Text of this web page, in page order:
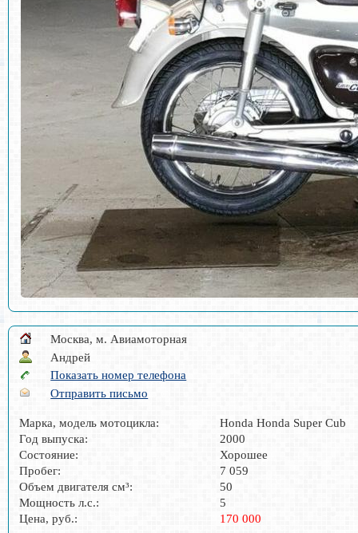
Москва, м. Авиамоторная
Андрей
Показать номер телефона
Отправить письмо
Марка, модель мотоцикла:
Honda Honda Super Cub
Год выпуска:
2000
Состояние:
Хорошее
Пробег:
7 059
Объем двигателя см³:
50
Мощность л.с.:
5
Цена, руб.:
170 000